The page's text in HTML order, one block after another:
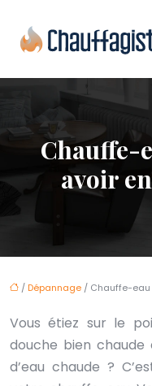
Chauffe-
avoir
/ Dépannage / Chauffe-eau
Vous étiez sur le
douche bien chaude
d’eau chaude ?